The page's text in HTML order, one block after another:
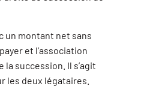
un montant net sans
et l’association
succession. Il s’agit
les deux légataires.